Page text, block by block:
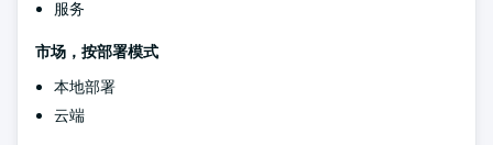
服务
市场，按部署模式
本地部署
云端